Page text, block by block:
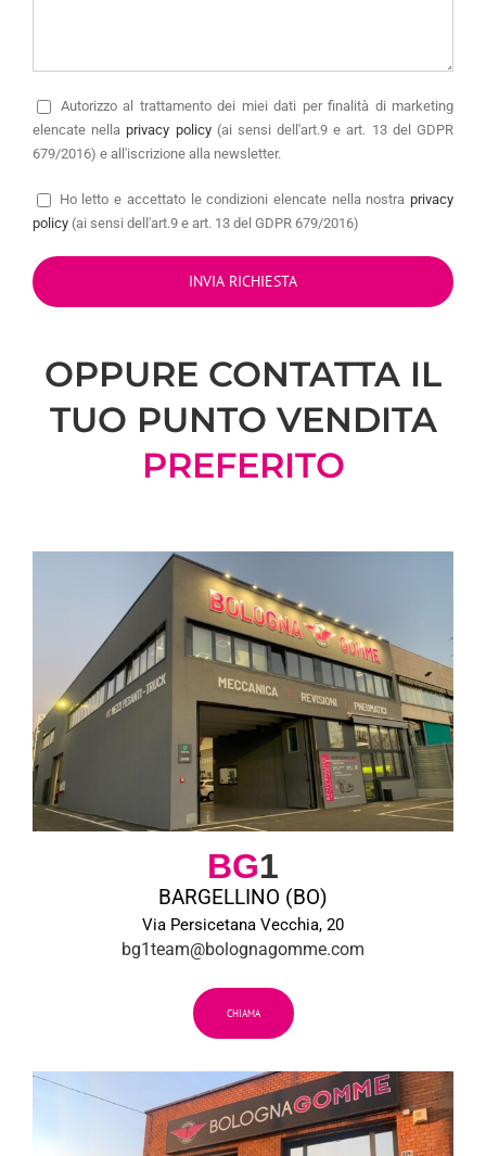
Autorizzo al trattamento dei miei dati per finalità di marketing
elencate nella privacy policy(ai sensi dell'art.9 e art. 13 del GDPR
679/2016) e all'iscrizione alla newsletter.
Ho letto e accettato le condizioni elencate nella nostra privacy
policy (ai sensi dell'art.9 e art. 13 del GDPR 679/2016)
OPPURE CONTATTA IL
TUO PUNTO VENDITA
PREFERITO
BG1
BARGELLINO (BO)
Via Persicetana Vecchia, 20
bg1team@bolognagomme.com
CHIAMA